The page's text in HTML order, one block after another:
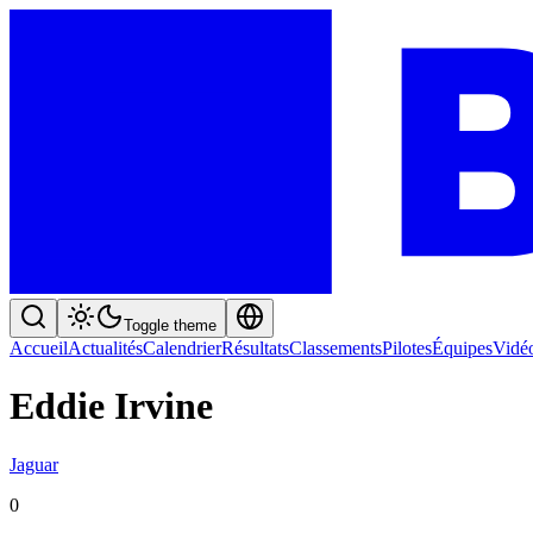
Toggle theme
AccueilActualitésCalendrierRésultatsClassementsPilotesÉquipes
Eddie Irvine
Jaguar
0